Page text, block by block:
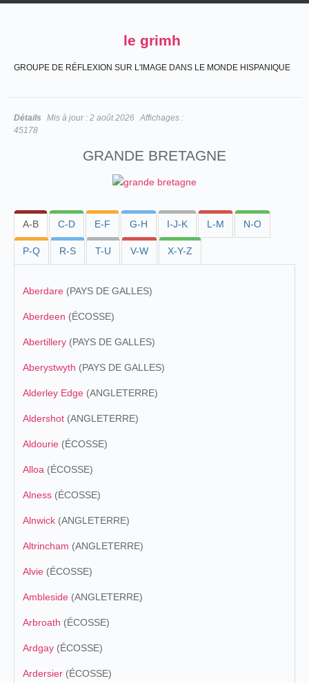
le grimh
GROUPE DE RÉFLEXION SUR L'IMAGE DANS LE MONDE HISPANIQUE
Détails Mis à jour : 2 août 2026 Affichages :
45178
GRANDE BRETAGNE
A-B C-D E-F G-H I-J-K L-M N-O
P-Q R-S T-U V-W X-Y-Z
Aberdare (PAYS DE GALLES)
Aberdeen (ÉCOSSE)
Abertillery (PAYS DE GALLES)
Aberystwyth (PAYS DE GALLES)
Alderley Edge (ANGLETERRE)
Aldershot (ANGLETERRE)
Aldourie (ÉCOSSE)
Alloa (ÉCOSSE)
Alness (ÉCOSSE)
Alnwick (ANGLETERRE)
Altrincham (ANGLETERRE)
Alvie (ÉCOSSE)
Ambleside (ANGLETERRE)
Arbroath (ÉCOSSE)
Ardgay (ÉCOSSE)
Ardersier (ÉCOSSE)